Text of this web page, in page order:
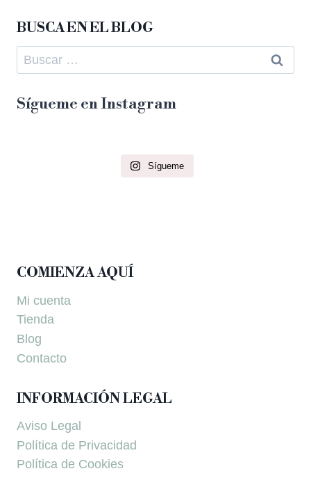
BUSCA EN EL BLOG
Sígueme en Instagram
Sígueme
COMIENZA AQUÍ
Mi cuenta
Tienda
Blog
Contacto
INFORMACIÓN LEGAL
Aviso Legal
Política de Privacidad
Política de Cookies